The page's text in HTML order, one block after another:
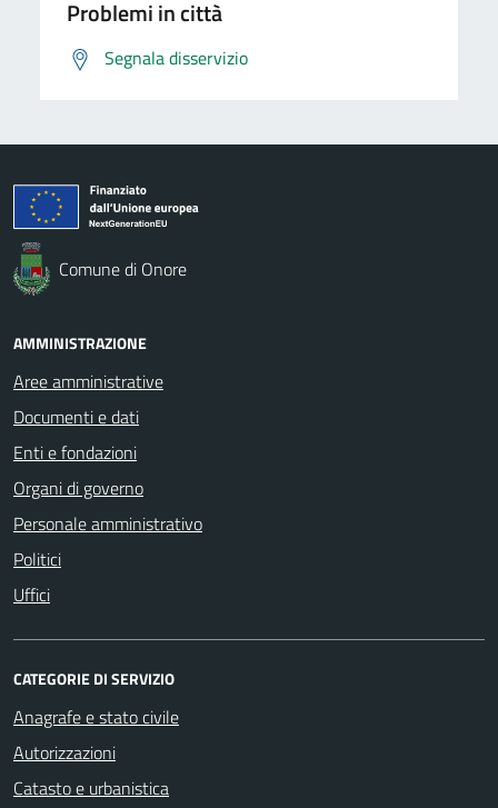
Problemi in città
Segnala disservizio
Comune di Onore
AMMINISTRAZIONE
Aree amministrative
Documenti e dati
Enti e fondazioni
Organi di governo
Personale amministrativo
Politici
Uffici
CATEGORIE DI SERVIZIO
Anagrafe e stato civile
Autorizzazioni
Catasto e urbanistica